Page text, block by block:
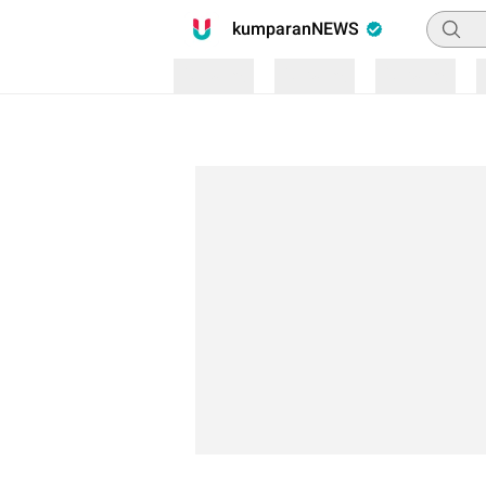
kumparanNEWS